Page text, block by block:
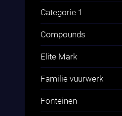
Fluitcakes
Categorie 1
Compounds
Elite Mark
Familie vuurwerk
Fonteinen